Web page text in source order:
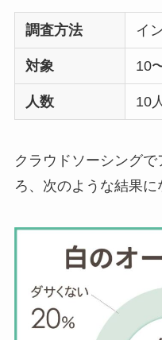
調査方法 イ
対象 10
人数 10人
クラウドソーシング
ろ、次のような結果に